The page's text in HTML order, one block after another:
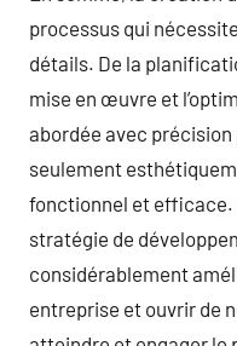
processus qui
détails. De la
mise en œuvre et
abordée avec
seulement
fonctionnel et efficace.
stratégie de
considérablement
entreprise et ouvrir de